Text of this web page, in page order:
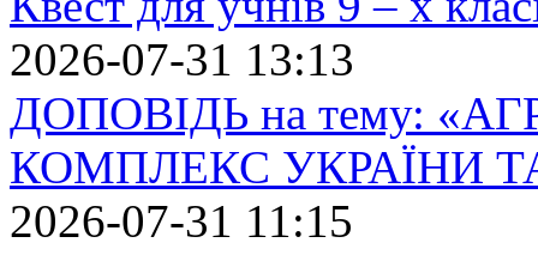
2026-07-31 13:13
ДОПОВІДЬ на тему:
КОМПЛЕКС УКРАЇНИ
2026-07-31 11:15